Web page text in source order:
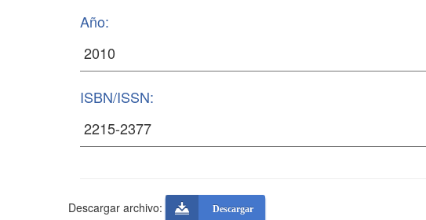
Año:
ISBN/ISSN:
Descargar archivo: Descargar